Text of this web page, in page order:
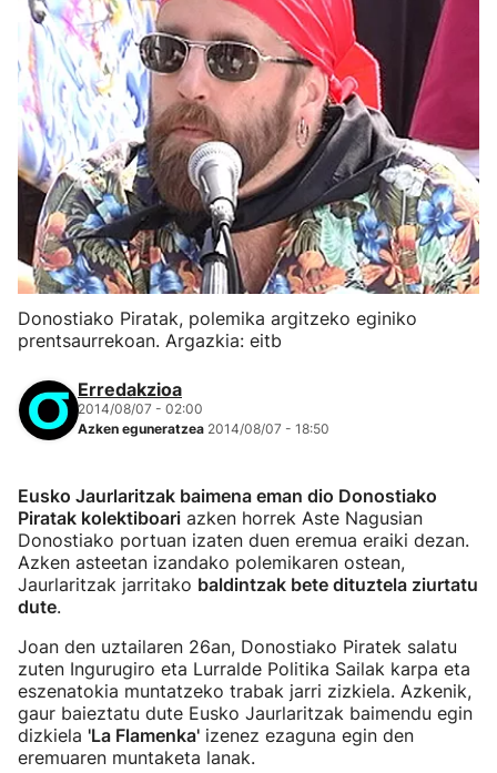
Donostiako Piratak, polemika argitzeko eginiko
prentsaurrekoan. Argazkia: eitb
Erredakzioa
2014/08/07 - 02:00
Azken eguneratzea 2014/08/07 - 18:50
Eusko Jaurlaritzak baimena eman dio Donostiako
Piratak kolektiboari azken horrek Aste Nagusian
Donostiako portuan izaten duen eremua eraiki dezan.
Azken asteetan izandako polemikaren ostean,
Jaurlaritzak jarritako baldintzak bete dituztela ziurtatu
dute.
Joan den uztailaren 26an, Donostiako Piratek salatu
zuten Ingurugiro eta Lurralde Politika Sailak karpa eta
eszenatokia muntatzeko trabak jarri zizkiela. Azkenik,
gaur baieztatu dute Eusko Jaurlaritzak baimendu egin
dizkiela 'La Flamenka' izenez ezaguna egin den
eremuaren muntaketa lanak.